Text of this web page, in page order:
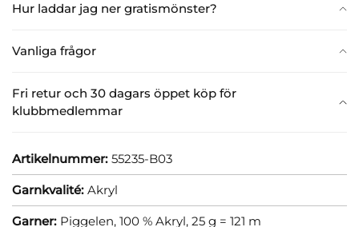
Hur laddar jag ner gratismönster?
Vanliga frågor
Fri retur och 30 dagars öppet köp för
klubbmedlemmar
Artikelnummer: 55235-B03
Garnkvalité: Akryl
Garner: Piggelen, 100 % Akryl, 25 g = 121 m